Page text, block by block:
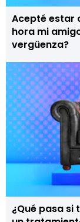
Acepté estar
hora mi
vergüenza?
¿Qué pasa si